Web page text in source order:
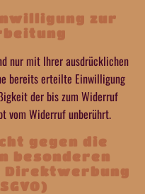
zur
nur mit Ihrer ausdrücklichen
bereits erteilte Einwilligung
der bis zum Widerruf
vom Widerruf unberührt.
gegen die
besonderen
Direktwerbung